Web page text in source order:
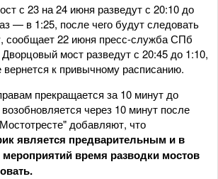
с 23 на 24 июня разведут с 20:10 до
— в 1:25, после чего будут следовать
сообщает 22 июня пресс-служба СПб
мост разведут с 20:45 до 1:10,
вернется к привычному расписанию.
прекращается за 10 минут до
через 10 минут после
добавляют, что
является предварительным и в
время разводки мостов